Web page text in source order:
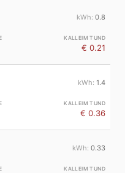
0.8
€ 0.21
1.4
€ 0.36
0.33